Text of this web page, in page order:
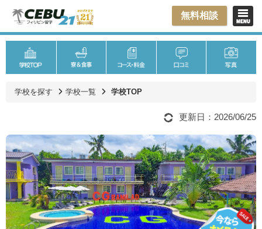
無料相談
学校を探す 学校一覧 学校TOP
更新日：2026/06/25